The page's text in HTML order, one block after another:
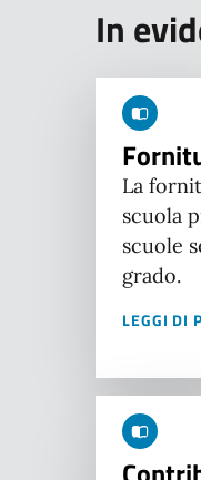
In
La
scuola
scuole
grado.
LEGGI DI